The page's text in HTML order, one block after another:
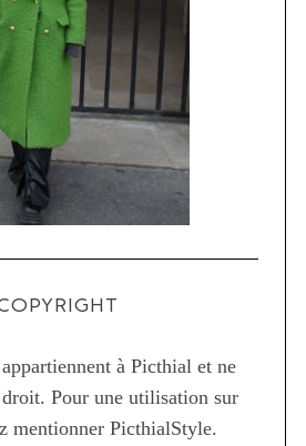
à Picthial et ne
Pour une utilisation sur
mentionner PicthialStyle.